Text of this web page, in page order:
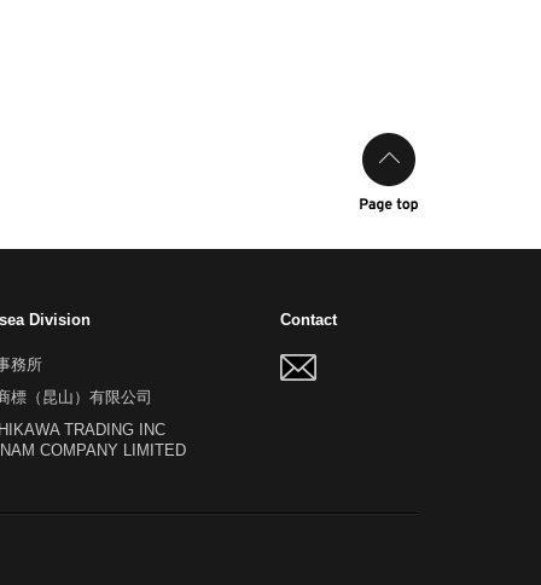
Division
務所
標（昆山）有限公司
TRADING INC
COMPANY LIMITED
Contact